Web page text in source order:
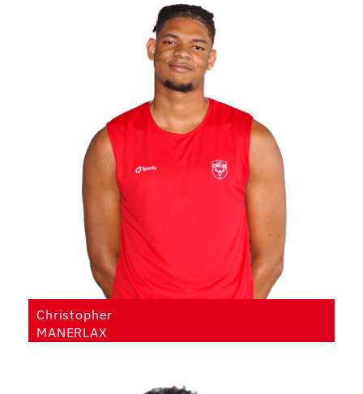
Christopher
MANERLAX